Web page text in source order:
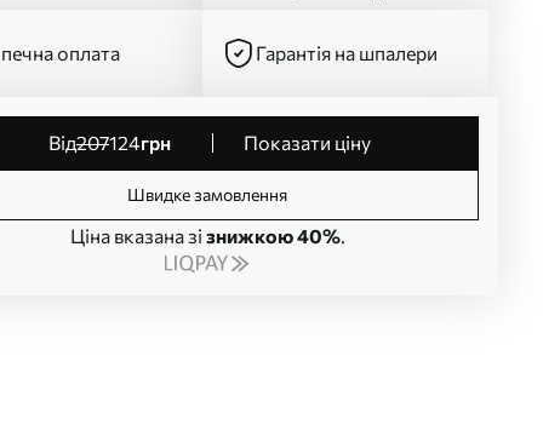
оплата Гарантія на шпалери
від207124грн Показати ціну
Швидке замовлення
Ціна вказана зі знижкою 40%.